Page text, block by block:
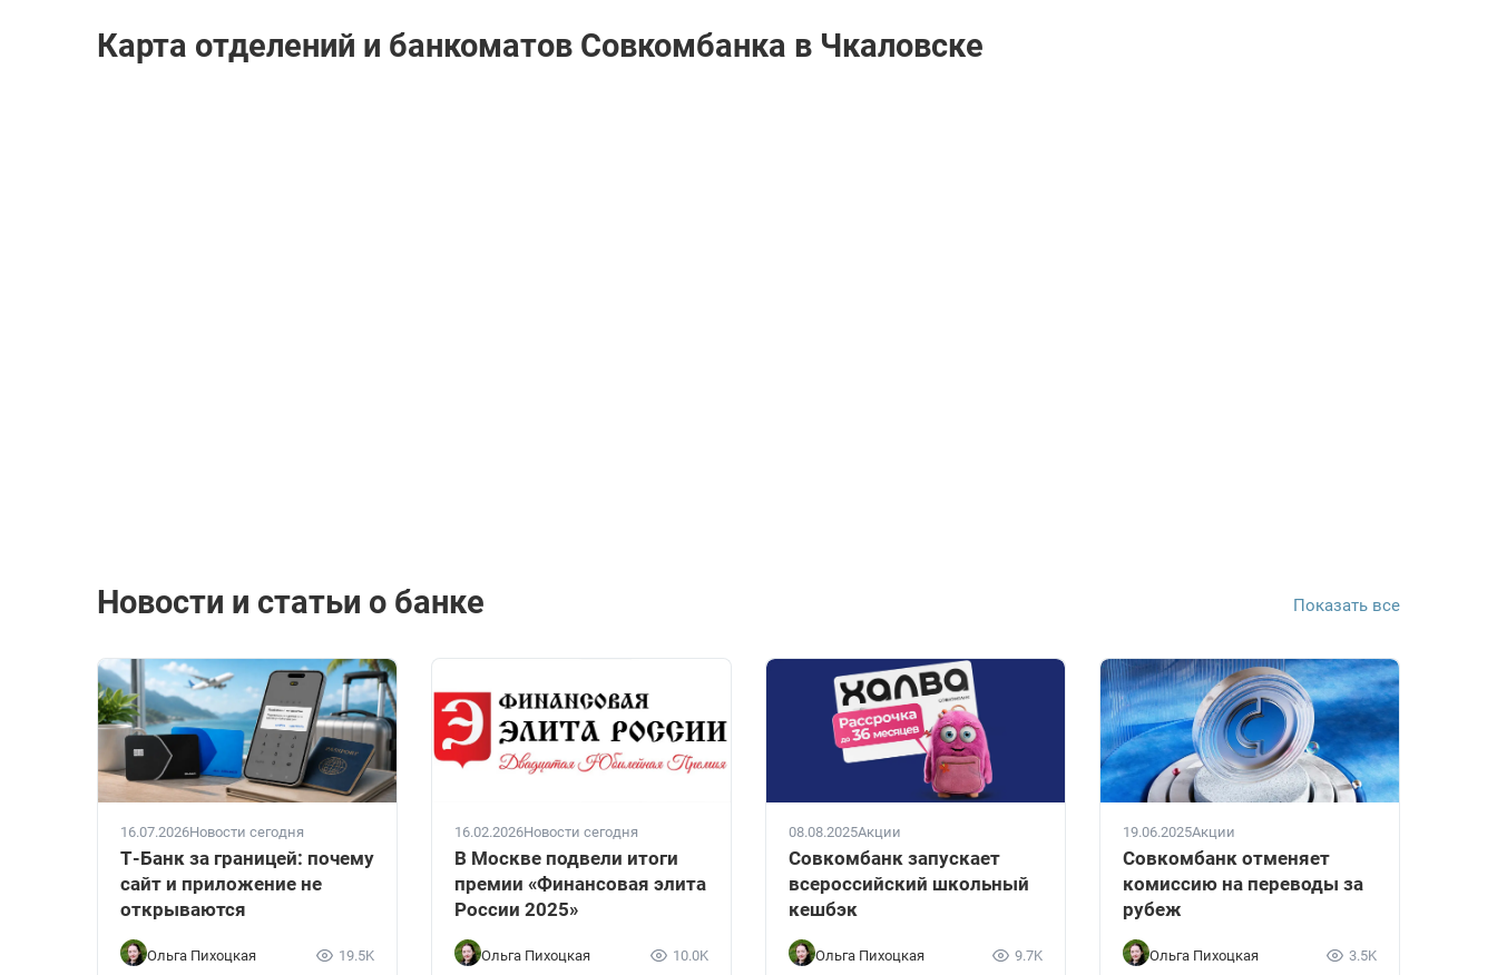
Карта отделений и банкоматов Совкомбанкa в Чкаловске
Новости и статьи о банке Показать все
16.07.2026Новости сегодня
Т-Банк за границей: почему
сайт и приложение не
открываются
Ольга Пихоцкая 19.5K
16.02.2026Новости сегодня
В Москве подвели итоги
премии «Финансовая элита
России 2025»
Ольга Пихоцкая 10.0K
08.08.2025Акции
Совкомбанк запускает
всероссийский школьный
кешбэк
Ольга Пихоцкая 9.7K
19.06.2025Акции
Совкомбанк отменяет
комиссию на переводы за
рубеж
Ольга Пихоцкая 3.5K